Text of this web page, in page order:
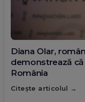
Diana Olar,
demonstrează
România
Citește articolul